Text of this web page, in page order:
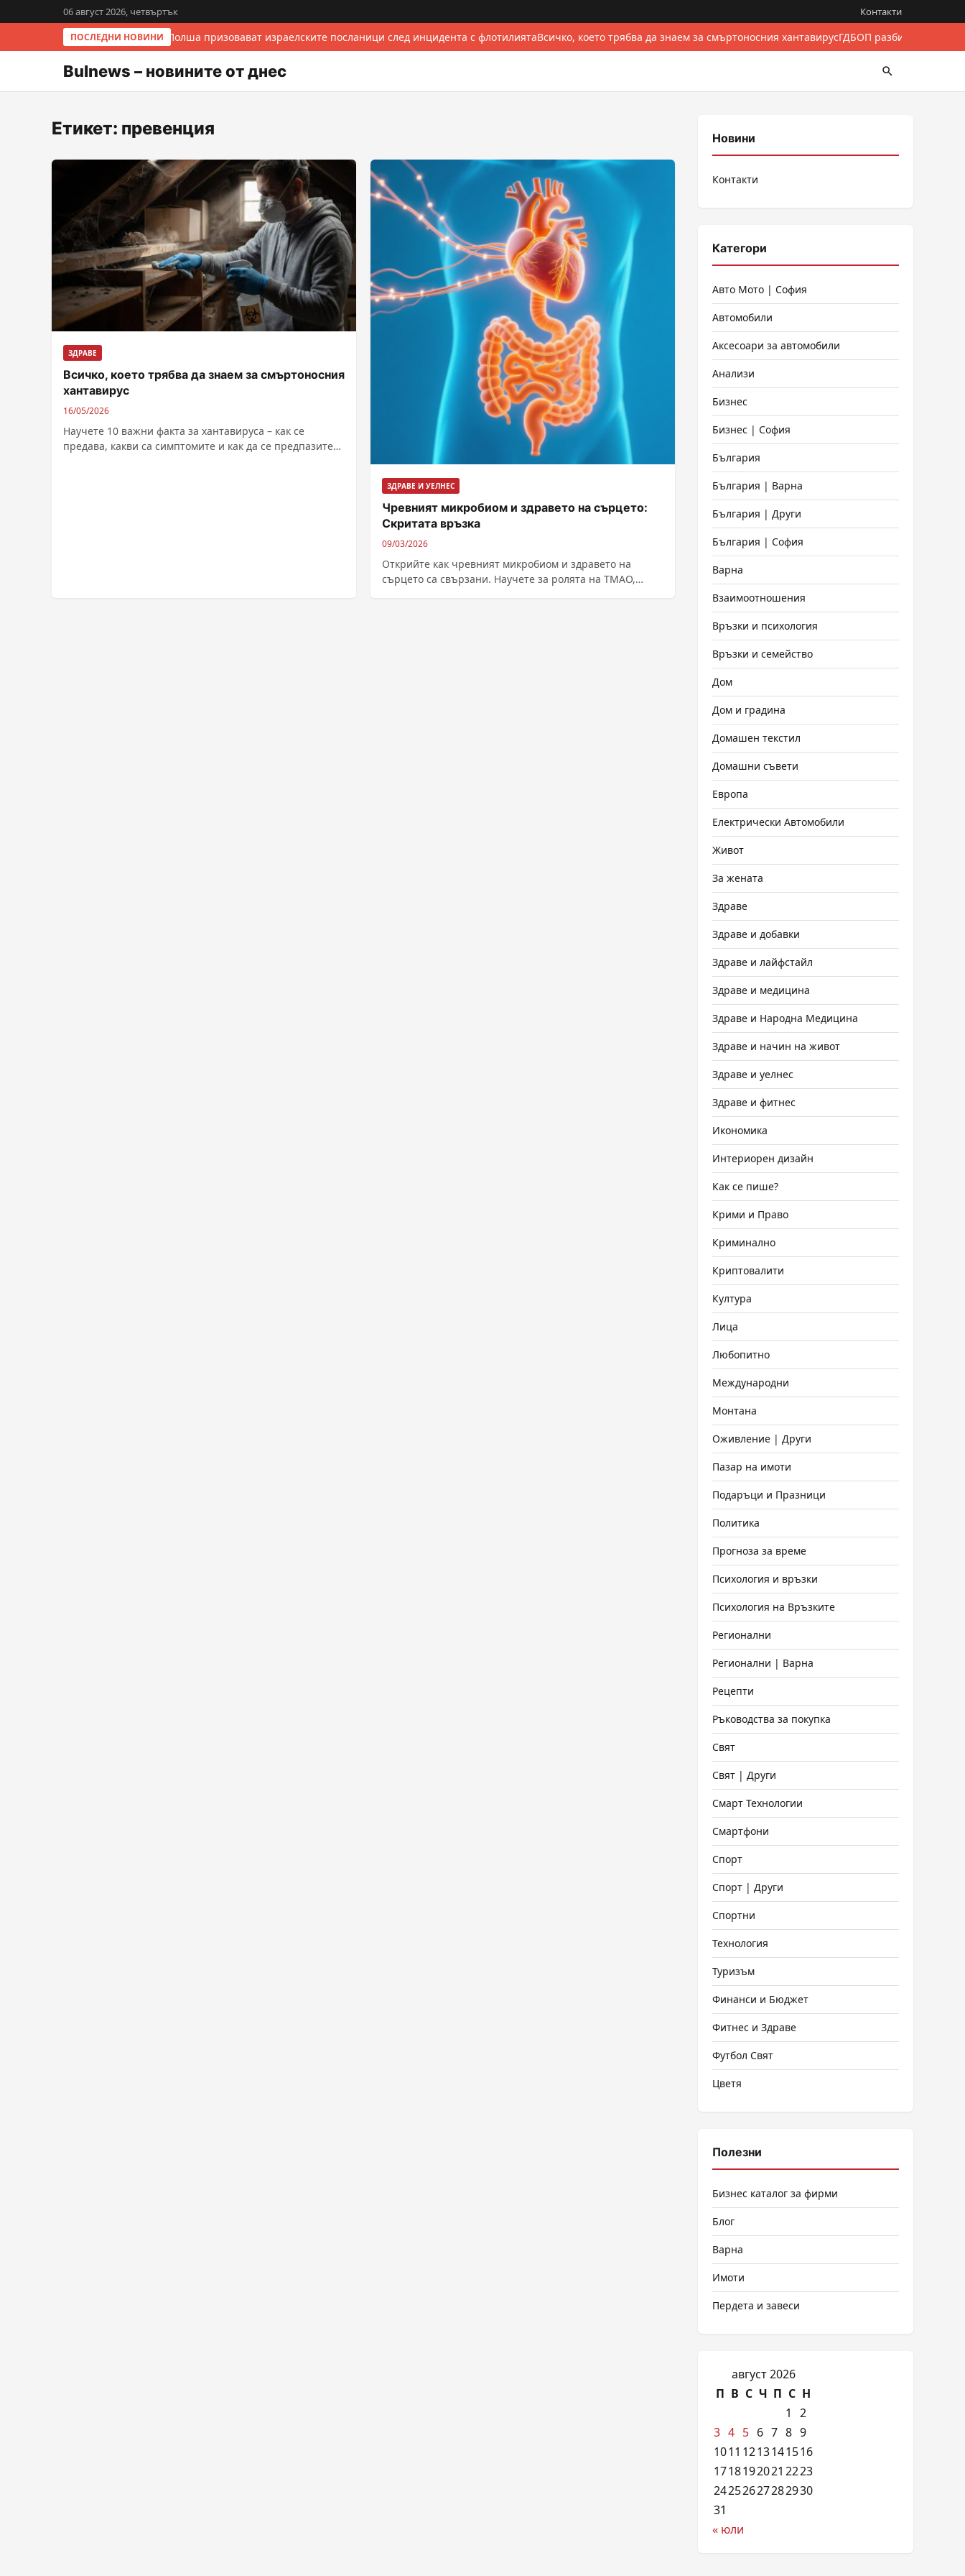
06 август 2026, четвъртък Контакти
ПОСЛЕДНИ НОВИНИ
Италия и Полша призовават израелските посланици след инцидента с флотилиятаВсичко, което трябва да знаем за смъртоносния хантавирусГДБОП разби
Bulnews – новините от днес
Етикет: превенция
ЗДРАВЕ
Всичко, което трябва да знаем за смъртоносния
хантавирус
16/05/2026
Научете 10 важни факта за хантавируса – как се
предава, какви са симптомите и как да се предпазите
ЗДРАВЕ И УЕЛНЕС
Чревният микробиом и здравето на сърцето:
Скритата връзка
09/03/2026
Открийте как чревният микробиом и здравето на
сърцето са свързани. Научете за ролята на TMAO,
Новини
Контакти
Категори
Авто Мото | София
Автомобили
Аксесоари за автомобили
Анализи
Бизнес
Бизнес | София
България
България | Варна
България | Други
България | София
Варна
Взаимоотношения
Връзки и психология
Връзки и семейство
Дом
Дом и градина
Домашен текстил
Домашни съвети
Европа
Електрически Автомобили
Живот
За жената
Здраве
Здраве и добавки
Здраве и лайфстайл
Здраве и медицина
Здраве и Народна Медицина
Здраве и начин на живот
Здраве и уелнес
Здраве и фитнес
Икономика
Интериорен дизайн
Как се пише?
Крими и Право
Криминално
Криптовалити
Култура
Лица
Любопитно
Международни
Монтана
Оживление | Други
Пазар на имоти
Подаръци и Празници
Политика
Прогноза за време
Психология и връзки
Психология на Връзките
Регионални
Регионални | Варна
Рецепти
Ръководства за покупка
Свят
Свят | Други
Смарт Технологии
Смартфони
Спорт
Спорт | Други
Спортни
Технология
Туризъм
Финанси и Бюджет
Фитнес и Здраве
Футбол Свят
Цветя
Полезни
Бизнес каталог за фирми
Блог
Варна
Имоти
Пердета и завеси
август 2026
П В С Ч П С Н
1
2
3 4 5 6 7 8 9
1011 1213141516
1718192021 2223
24252627282930
31
« юли